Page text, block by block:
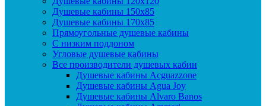
Душевые кабины 150x85
Душевые кабины 170x85
Прямоугольные душевые кабины
С низким поддоном
Угловые душевые кабины
Все производители душевых кабин
Душевые кабины Acguazzone
Душевые кабины Agua Joy
Душевые кабины Alvaro Banos